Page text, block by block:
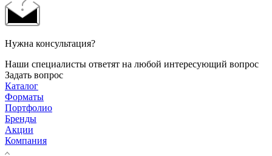
Нужна консультация?
Наши специалисты ответят на любой интересующий вопрос
Задать вопрос
Каталог
Форматы
Портфолио
Бренды
Акции
Компания